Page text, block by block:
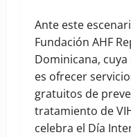
Ante este
Fundación AHF
Dominicana,
es ofrecer
gratuitos de
tratamiento de
celebra el Día